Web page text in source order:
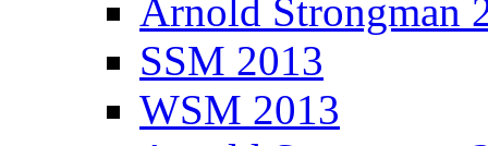
Arnold Strongman
SSM 2013
WSM 2013